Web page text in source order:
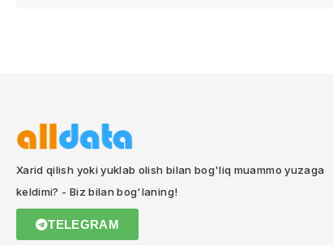
Xarid qilish yoki yuklab olish bilan bog'liq muammo yuzaga
keldimi? - Biz bilan bog'laning!
TELEGRAM